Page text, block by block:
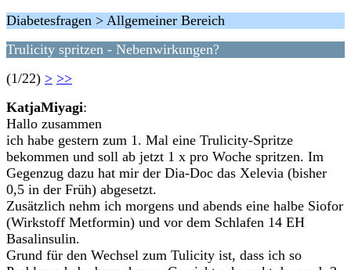
Diabetesfragen > Allgemeiner Bereich
Trulicity spritzen - Nebenwirkungen?
(1/22) > >>
KatjaMiyagi:
Hallo zusammen
ich habe gestern zum 1. Mal eine Trulicity-Spritze
bekommen und soll ab jetzt 1 x pro Woche spritzen. Im
Gegenzug dazu hat mir der Dia-Doc das Xelevia (bisher
0,5 in der Früh) abgesetzt.
Zusätzlich nehm ich morgens und abends eine halbe Siofor
(Wirkstoff Metformin) und vor dem Schlafen 14 EH
Basalinsulin.
Grund für den Wechsel zum Tulicity ist, dass ich so